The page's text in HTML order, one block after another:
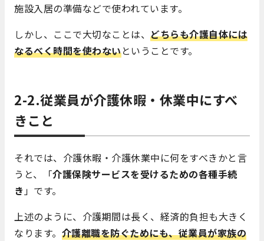
施設入居の準備などで使われています。
しかし、ここで大切なことは、 どちらも介護自体には
なるべく時間を使わないということです。
2-2.従業員が介護休暇・休業中にすべ
きこと
それでは、介護休暇・介護休業中に何をすべきかと言
うと、「介護保険サービスを受けるための各種手続
き」です。
上述のように、介護期間は長く、経済的負担も大きく
なります。 介護離職を防ぐためにも、従業員が家族の